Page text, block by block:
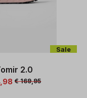
Sale
2.0
€ 169,95